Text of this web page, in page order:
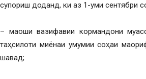
супориш доданд, ки аз 1-уми сентябри
– маоши вазифавии кормандони
таҳсилоти миёнаи умумии соҳаи
шавад;